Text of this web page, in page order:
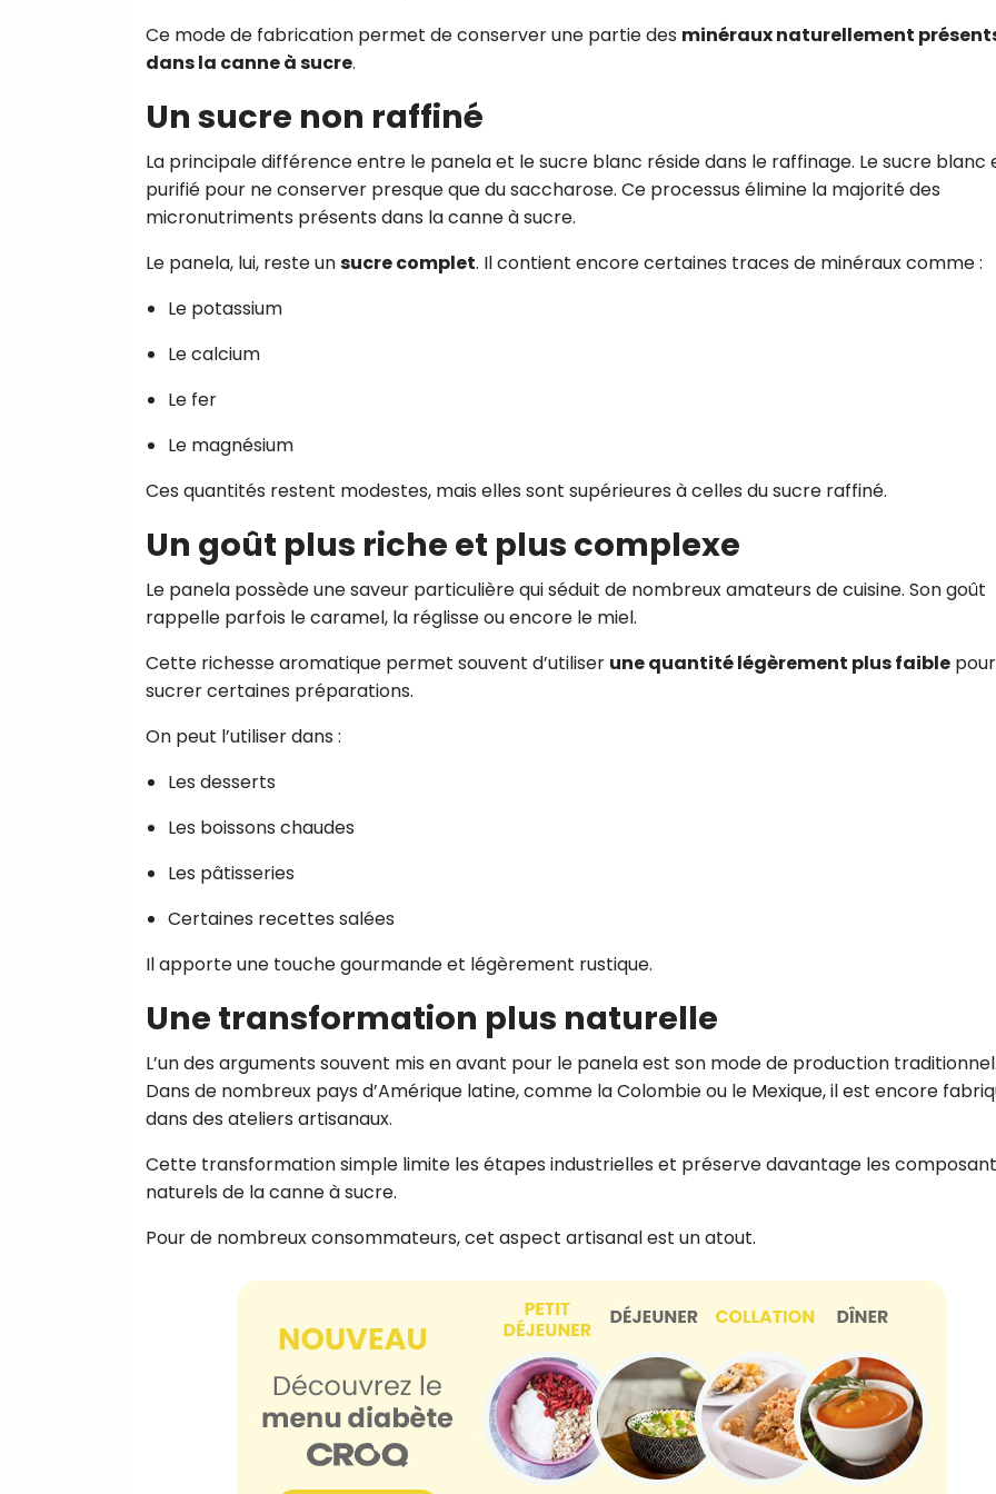
Ce mode de fabrication permet de conserver une partie des minéraux naturellement
dans la canne à sucre.
Un sucre non raffiné
La principale différence entre le panela et le sucre blanc réside dans le raffinage. Le sucre blanc
purifié pour ne conserver presque que du saccharose. Ce processus élimine la majorité des
micronutriments présents dans la canne à sucre.
Le panela, lui, reste unsucre complet. Il contient encore certaines traces de minéraux comme :
Le potassium
Le calcium
Le fer
Le magnésium
Ces quantités restent modestes, mais elles sont supérieures à celles du sucre raffiné.
Un goût plus riche et plus complexe
Le panela possède une saveur particulière qui séduit de nombreux amateurs de cuisine. Son goût
rappelle parfois le caramel, la réglisse ou encore le miel.
Cette richesse aromatique permet souvent d’utiliser une quantité légèrement plus faible pour
sucrer certaines préparations.
On peut l’utiliser dans :
Les desserts
Les boissons chaudes
Les pâtisseries
Certaines recettes salées
Il apporte une touche gourmande et légèrement rustique.
Une transformation plus naturelle
L’un des arguments souvent mis en avant pour le panela est son mode de production traditionnel.
Dans de nombreux pays d’Amérique latine, comme la Colombie ou le Mexique, il est encore
dans des ateliers artisanaux.
Cette transformation simple limite les étapes industrielles et préserve davantage les
naturels de la canne à sucre.
Pour de nombreux consommateurs, cet aspect artisanal est un atout.